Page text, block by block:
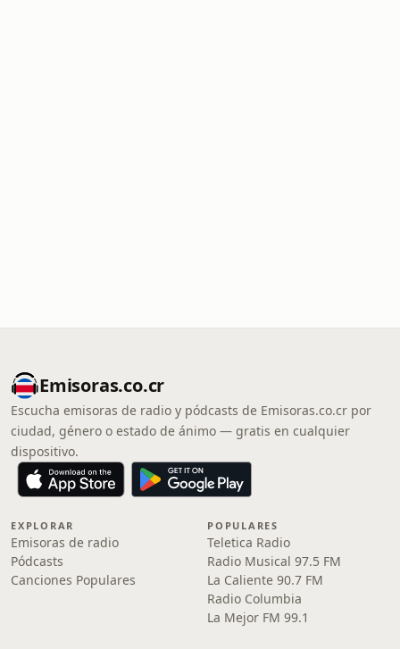
Emisoras.co.cr
Escucha emisoras de radio y pódcasts de Emisoras.co.cr por
ciudad, género o estado de ánimo — gratis en cualquier
dispositivo.
EXPLORAR
Emisoras de radio
Pódcasts
Canciones Populares
POPULARES
Teletica Radio
Radio Musical 97.5 FM
La Caliente 90.7 FM
Radio Columbia
La Mejor FM 99.1